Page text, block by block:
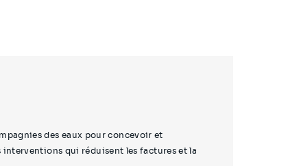
des eaux pour concevoir et
qui réduisent les factures et la